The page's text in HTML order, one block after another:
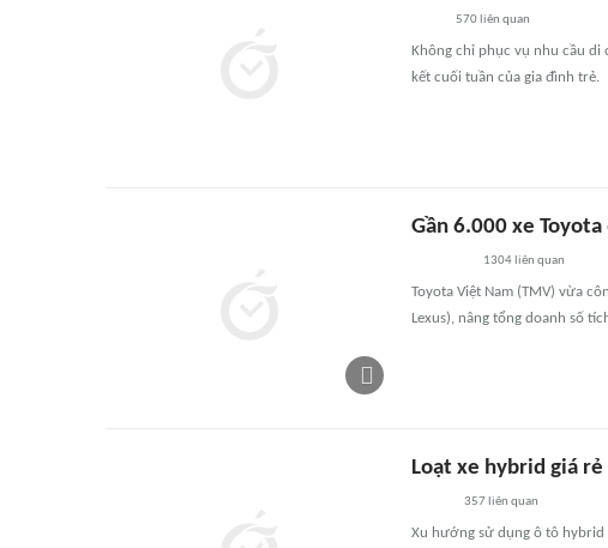
570liên quan
Không chỉ phục vụ nhu cầu di
kết cuối tuần của gia đình trẻ.
Gần 6.000 xe
1304 liên quan
Toyota Việt Nam (TMV) vừa
Lexus), nâng tổng doanh số
Loạt xe hybrid giá
357 liên quan
Xu hướng sử dụng ô tô hybrid